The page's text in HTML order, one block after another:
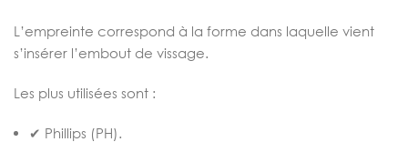
L’empreinte correspond à la forme dans laquelle vient
s’insérer l’embout de vissage.
Les plus utilisées sont :
✔ Phillips (PH).